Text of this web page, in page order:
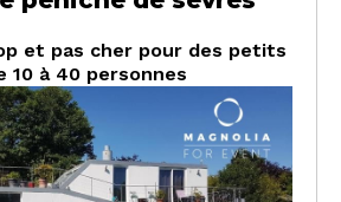
et pas cher pour des petits
10 à 40 personnes